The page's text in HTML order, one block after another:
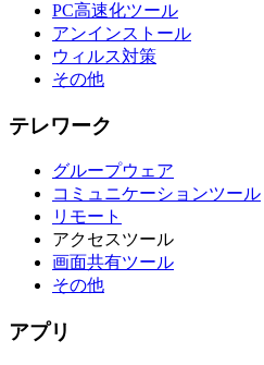
PC高速化ツール
アンインストール
ウィルス対策
その他
テレワーク
グループウェア
コミュニケーションツール
リモート
アクセスツール
画面共有ツール
その他
アプリ